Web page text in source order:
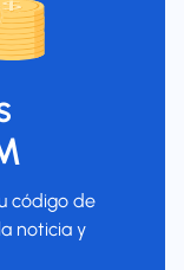
código de
noticia y